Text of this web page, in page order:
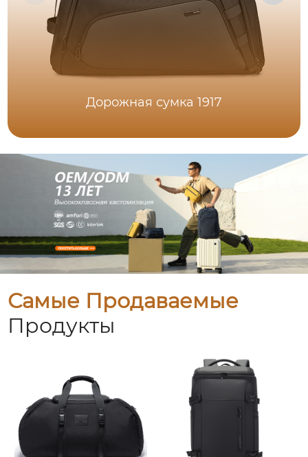
Дорожная сумка 1917
Самые Продаваемые
Продукты